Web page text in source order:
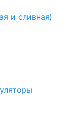
и сливная)